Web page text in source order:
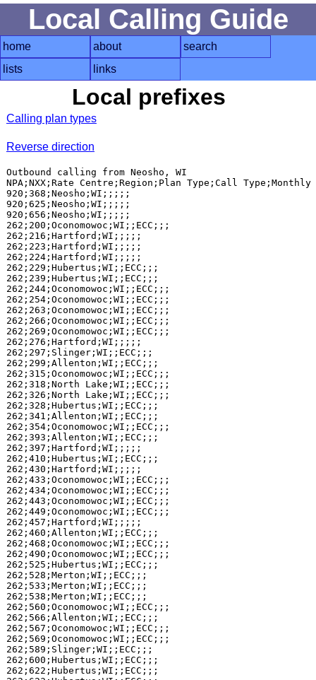
Local Calling Guide
home about
search
lists
links
Local prefixes
Calling plan types
Reverse direction
Outbound calling from Neosho, WI
NPA;NXX;Rate Centre;Region;Plan Type;Call
920;368;Neosho;WI;;;;;
920;625;Neosho;WI;;;;;
920;656;Neosho;WI;;;;;
262;200;Oconomowoc;WI;;ECC;;;
262;216;Hartford;WI;;;;;
262;223;Hartford;WI;;;;;
262;224;Hartford;WI;;;;;
262;229;Hubertus;WI;;ECC;;;
262;239;Hubertus;WI;;ECC;;;
262;244;Oconomowoc;WI;;ECC;;;
262;254;Oconomowoc;WI;;ECC;;;
262;263;Oconomowoc;WI;;ECC;;;
262;266;Oconomowoc;WI;;ECC;;;
262;269;Oconomowoc;WI;;ECC;;;
262;276;Hartford;WI;;;;;
262;297;Slinger;WI;;ECC;;;
262;299;Allenton;WI;;ECC;;;
262;315;Oconomowoc;WI;;ECC;;;
262;318;North Lake;WI;;ECC;;;
262;326;North Lake;WI;;ECC;;;
262;328;Hubertus;WI;;ECC;;;
262;341;Allenton;WI;;ECC;;;
262;354;Oconomowoc;WI;;ECC;;;
262;393;Allenton;WI;;ECC;;;
262;397;Hartford;WI;;;;;
262;410;Hubertus;WI;;ECC;;;
262;430;Hartford;WI;;;;;
262;433;Oconomowoc;WI;;ECC;;;
262;434;Oconomowoc;WI;;ECC;;;
262;443;Oconomowoc;WI;;ECC;;;
262;449;Oconomowoc;WI;;ECC;;;
262;457;Hartford;WI;;;;;
262;460;Allenton;WI;;ECC;;;
262;468;Oconomowoc;WI;;ECC;;;
262;490;Oconomowoc;WI;;ECC;;;
262;525;Hubertus;WI;;ECC;;;
262;528;Merton;WI;;ECC;;;
262;533;Merton;WI;;ECC;;;
262;538;Merton;WI;;ECC;;;
262;560;Oconomowoc;WI;;ECC;;;
262;566;Allenton;WI;;ECC;;;
262;567;Oconomowoc;WI;;ECC;;;
262;569;Oconomowoc;WI;;ECC;;;
262;589;Slinger;WI;;ECC;;;
262;600;Hubertus;WI;;ECC;;;
262;622;Hubertus;WI;;ECC;;;